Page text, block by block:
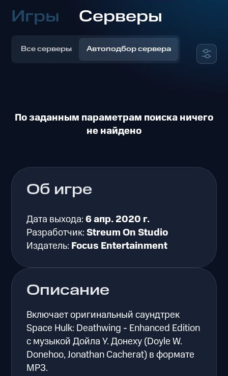
Игры Серверы
Все серверы Автоподбор сервера
По заданным параметрам поиска ничего
не найдено
Описание
Включает оригинальный саундтрек
Space Hulk: Deathwing - Enhanced Edition
с музыкой Дойла У. Донеху (Doyle W.
Donehoo, Jonathan Cacherat) в формате
MP3.
Об игре
Дата выхода:6 апр. 2020 г.
Разработчик:Streum On Studio
Издатель: Focus Entertainment